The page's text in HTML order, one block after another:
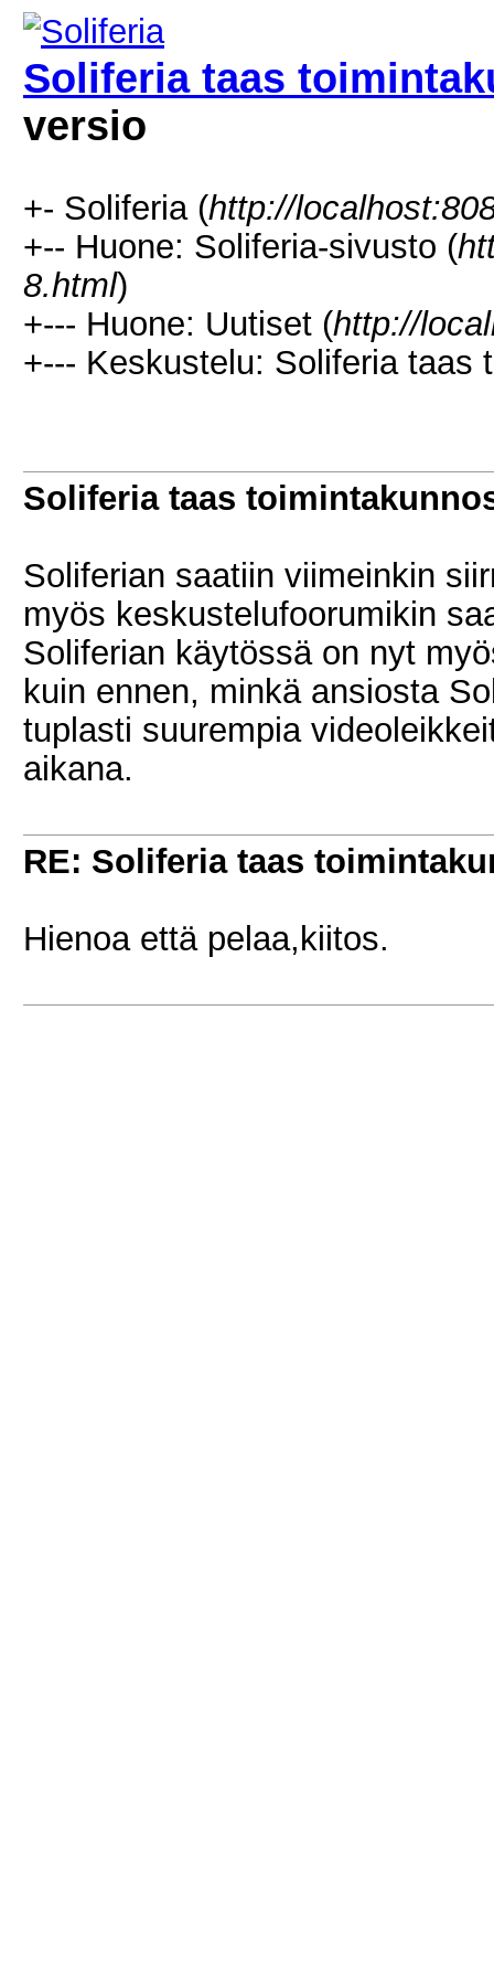
Soliferia taas
versio
+- Soliferia (http://
+-- Huone: Soliferia-sivusto (
8.html)
+--- Huone: Uutiset (http://
+--- Keskustelu: Soliferia taas
Soliferia taas
Soliferian saatiin viimeinkin
myös keskustelufoorumikin
Soliferian käytössä on nyt
kuin ennen, minkä ansiosta
tuplasti suurempia
aikana.
RE: Soliferia taas
Hienoa että pelaa,kiitos.